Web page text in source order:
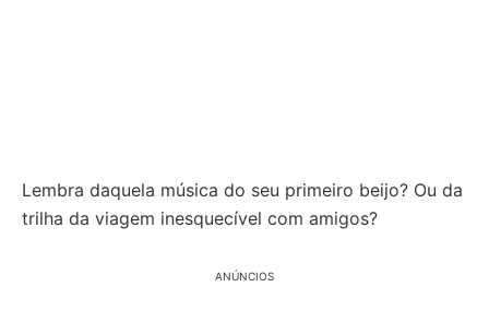
Lembra daquela música do seu primeiro beijo? Ou da
trilha da viagem inesquecível com amigos?
ANÚNCIOS